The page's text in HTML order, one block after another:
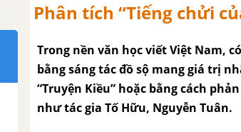
Phân tích “Tiếng chửi
Trong nền văn học viết Việt Nam,
bằng sáng tác đồ sộ mang giá trị
“Truyện Kiều” hoặc bằng cách
như tác gia Tố Hữu, Nguyễn Tuân.